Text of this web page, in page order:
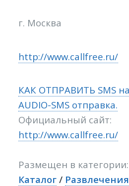
г. Москва
http://www.callfree.ru/
КАК ОТПРАВИТЬ SMS
AUDIO-SMS отправка.
Официальный сайт:
http://www.callfree.ru/
Размещен в категории:
Каталог /